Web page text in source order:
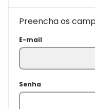
Preencha os
E-mail
Senha